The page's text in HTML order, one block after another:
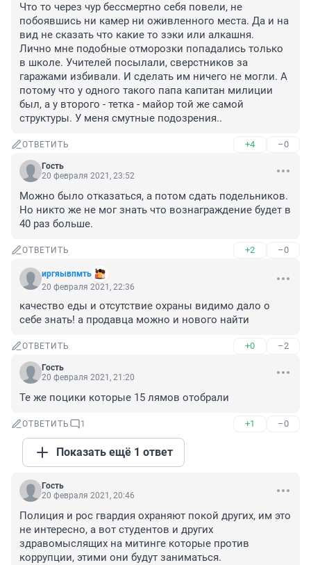
Что то через чур бессмертно себя повели, не
побоявшись ни камер ни оживленного места. Да и на
вид не сказать что какие то зэки или алкашня.
Лично мне подобные отморозки попадались только
в школе. Учителей посылали, сверстников за
гаражами избивали. И сделать им ничего не могли. А
потому что у одного такого папа капитан милиции
был, а у второго - тетка - майор той же самой
структуры. У меня смутные подозрения..
ОТВЕТИТЬ +4 –0
Гость
20 февраля 2021, 23:52
Можно было отказаться, а потом сдать подельников.
Но никто же не мог знать что вознаграждение будет в
40 раз больше.
ОТВЕТИТЬ +2 –0
иргяывпмть
20 февраля 2021, 22:36
качество еды и отсутствие охраны видимо дало о
себе знать! а продавца можно и нового найти
ОТВЕТИТЬ +0 –2
Гость
20 февраля 2021, 21:20
Те же поцики которые 15 лямов отобрали
ОТВЕТИТЬ 1 +1 –0
Показать ещё 1 ответ
Гость
20 февраля 2021, 20:46
Полиция и рос гвардия охраняют покой других, им это
не интересно, а вот студентов и других
здравомыслящих на митинге которые против
коррупции, этими они будут заниматься.